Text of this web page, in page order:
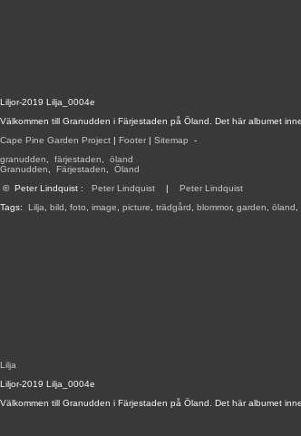
Liljor-2019 Lilja_0004e
Välkommen till Granudden i Färjestaden på Öland. Det här albumet
Cape Pine Garden Project | Footer | Sitemap -
granudden
färjestaden
öland
Granudden
Färjestaden
Öland
© Peter Lindquist : Peter Lindquist | Peter Lindquist
Tags: Lilja bild foto image picture trädgård blommor, garden öland
Lilja
Liljor-2019 Lilja_0004e
Välkommen till Granudden i Färjestaden på Öland. Det här albumet